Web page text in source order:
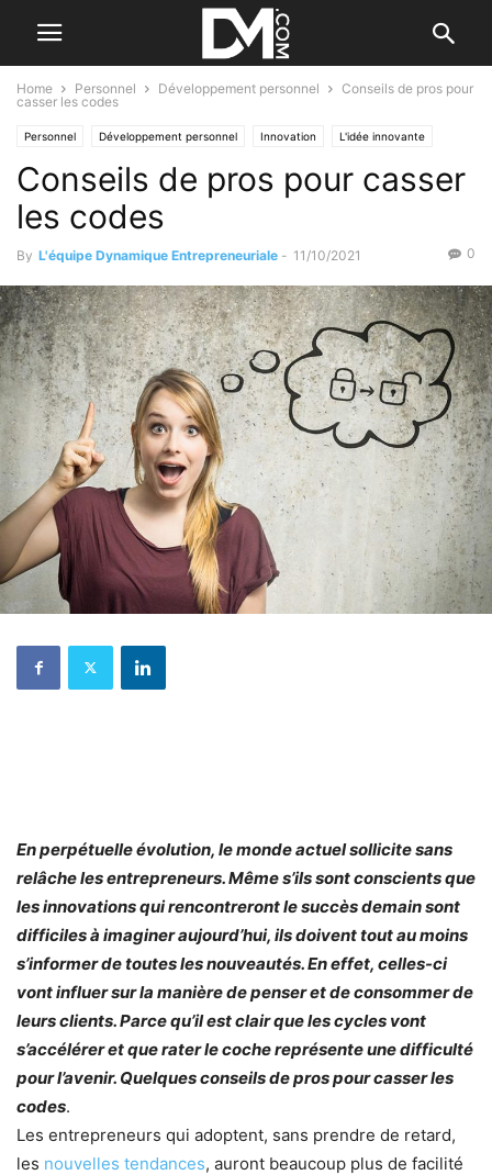
Home Personnel Développement personnel
Conseils de pros pour
casser les codes
Personnel Développement personnel Innovation L'idée innovante
Tendance Les tendances
Conseils de pros pour casser
les codes
By L'équipe Dynamique Entrepreneuriale - 11/10/2021 0
En perpétuelle évolution, le monde actuel sollicite sans
relâche les entrepreneurs. Même s’ils sont conscients que
les innovations qui rencontreront le succès demain sont
difficiles à imaginer aujourd’hui, ils doivent tout au moins
s’informer de toutes les nouveautés. En effet, celles-ci
vont influer sur la manière de penser et de consommer de
leurs clients. Parce qu’il est clair que les cycles vont
s’accélérer et que rater le coche représente une difficulté
pour l’avenir. Quelques conseils de pros pour casser les
codes.
Les entrepreneurs qui adoptent, sans prendre de retard,
les nouvelles tendances, auront beaucoup plus de facilité